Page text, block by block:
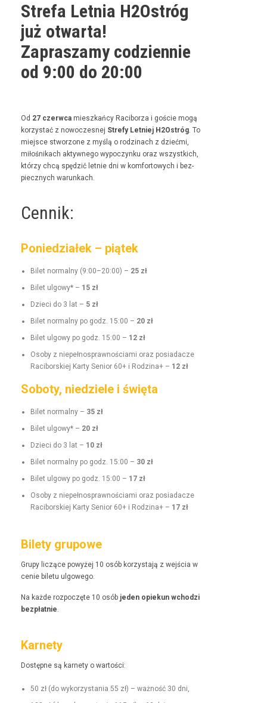
Strefa Letnia H2Ostróg
już otwarta!
Zapraszamy codziennie
od 9:00 do 20:00
Od 27 czer­w­ca mieszkań­cy Raci­borza i goś­cie mogą
korzys­tać z nowoczes­nej Stre­fy Let­niej H2Ostróg. To
miejsce stwor­zone z myślą o rodz­i­nach z dzieć­mi,
miłośnikach akty­wnego wypoczynku oraz wszys­t­kich,
którzy chcą spędz­ić let­nie dni w kom­for­towych i bez­
piecznych warunkach.
Cennik:
Poniedziałek – piątek
Bilet nor­mal­ny (9:00–20:00) – 25 zł
Bilet ulgo­wy* – 15 zł
Dzieci do 3 lat – 5 zł
Bilet nor­mal­ny po godz. 15:00 – 20 zł
Bilet ulgo­wy po godz. 15:00 – 12 zł
Oso­by z niepełnosprawnoś­ci­a­mi oraz posi­adacze
Raci­borskiej Kar­ty Senior 60+ i Rodz­i­na+ – 12 zł
Soboty, niedziele i święta
Bilet nor­mal­ny – 35 zł
Bilet ulgo­wy* – 20 zł
Dzieci do 3 lat – 10 zł
Bilet nor­mal­ny po godz. 15:00 – 30 zł
Bilet ulgo­wy po godz. 15:00 – 17 zł
Oso­by z niepełnosprawnoś­ci­a­mi oraz posi­adacze
Raci­borskiej Kar­ty Senior 60+ i Rodz­i­na+ – 17 zł
Bilety grupowe
Grupy liczące powyżej 10 osób korzys­ta­ją z wejś­cia w
cenie bile­tu ulgowego.
Na każde rozpoczęte 10 osób jeden opiekun wchodzi
bezpłat­nie.
Karnety
Dostęp­ne są kar­ne­ty o wartości:
50 zł (do wyko­rzys­ta­nia 55 zł) – ważność 30 dni,